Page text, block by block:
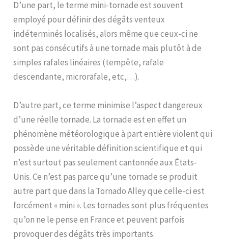
D’une part, le terme mini-tornade est souvent
employé pour définir des dégâts venteux
indéterminés localisés, alors même que ceux-ci ne
sont pas consécutifs à une tornade mais plutôt à de
simples rafales linéaires (tempête, rafale
descendante, microrafale, etc,…).
D’autre part, ce terme minimise l’aspect dangereux
d’une réelle tornade. La tornade est en effet un
phénomène météorologique à part entière violent qui
possède une véritable définition scientifique et qui
n’est surtout pas seulement cantonnée aux États-
Unis. Ce n’est pas parce qu’une tornade se produit
autre part que dans la Tornado Alley que celle-ci est
forcément « mini ». Les tornades sont plus fréquentes
qu’on ne le pense en France et peuvent parfois
provoquer des dégâts très importants.